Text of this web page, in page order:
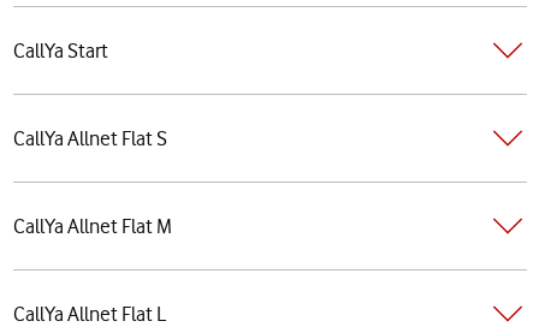
CallYa Start
CallYa Allnet Flat S
CallYa Allnet Flat M
CallYa Allnet Flat L